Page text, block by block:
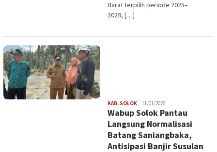
Barat terpilih periode 2025–
2029, […]
KAB. SOLOKRedaksi
11/01/2026
Wabup Solok Pantau
Langsung Normalisasi
Batang Saniangbaka,
Antisipasi Banjir Susulan